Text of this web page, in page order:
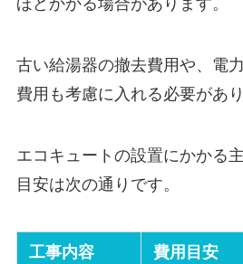
ほどかかる場合があります。
古い給湯器の撤去費用や、電
費用も考慮に入れる必要があり
エコキュートの設置にかかる
目安は次の通りです。
工事内容 費用目安